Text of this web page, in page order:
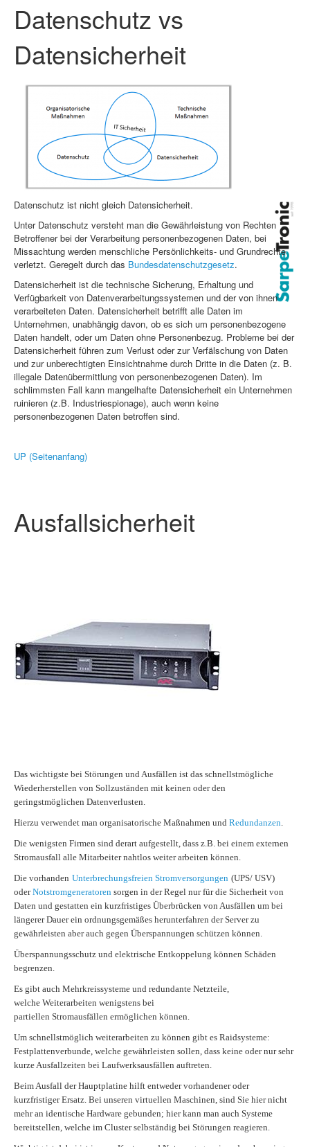
Datenschutz vs
Datensicherheit
Datenschutz ist nicht gleich Datensicherheit.
Unter Datenschutz versteht man die Gewährleistung von Rechten
Betroffener bei der Verarbeitung personenbezogenen Daten, bei
Missachtung werden menschliche Persönlichkeits- und Grundrechte
verletzt. Geregelt durch das Bundesdatenschutzgesetz.
Datensicherheit ist die technische Sicherung, Erhaltung und
Verfügbarkeit von Datenverarbeitungssystemen und der von ihnen
verarbeiteten Daten. Datensicherheit betrifft alle Daten im
Unternehmen, unabhängig davon, ob es sich um personenbezogene
Daten handelt, oder um Daten ohne Personenbezug. Probleme bei der
Datensicherheit führen zum Verlust oder zur Verfälschung von Daten
und zur unberechtigten Einsichtnahme durch Dritte in die Daten (z. B.
illegale Datenübermittlung von personenbezogenen Daten). Im
schlimmsten Fall kann mangelhafte Datensicherheit ein Unternehmen
ruinieren (z.B. Industriespionage), auch wenn keine
personenbezogenen Daten betroffen sind.
UP (Seitenanfang)
Ausfallsicherheit
Das wichtigste bei Störungen und Ausfällen ist das schnellstmögliche
Wiederherstellen von Sollzuständen mit keinen oder den
geringstmöglichen Datenverlusten.
Hierzu verwendet man organisatorische Maßnahmen und Redundanzen.
Die wenigsten Firmen sind derart aufgestellt, dass z.B. bei einem externen
Stromausfall alle Mitarbeiter nahtlos weiter arbeiten können.
Die vorhanden Unterbrechungsfreien Stromversorgungen (UPS/ USV)
oderNotstromgeneratoren sorgen in der Regel nur für die Sicherheit von
Daten und gestatten ein kurzfristiges Überbrücken von Ausfällen um bei
längerer Dauer ein ordnungsgemäßes herunterfahren der Server zu
gewährleisten aber auch gegen Überspannungen schützen können.
Überspannungsschutz und elektrische Entkoppelung können Schäden
begrenzen.
Es gibt auch Mehrkreissysteme und redundante Netzteile,
welche Weiterarbeiten wenigstens bei
partiellen Stromausfällen ermöglichen können.
Um schnellstmöglich weiterarbeiten zu können gibt es Raidsysteme:
Festplattenverbunde, welche gewährleisten sollen, dass keine oder nur sehr
kurze Ausfallzeiten bei Laufwerksausfällen auftreten.
Beim Ausfall der Hauptplatine hilft entweder vorhandener oder
kurzfristiger Ersatz. Bei unseren virtuellen Maschinen, sind Sie hier nicht
mehr an identische Hardware gebunden; hier kann man auch Systeme
bereitstellen, welche im Cluster selbständig bei Störungen reagieren.